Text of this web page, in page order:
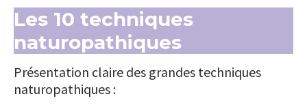
Les 10 techniques
naturopathiques
Présentation claire des grandes techniques
naturopathiques :